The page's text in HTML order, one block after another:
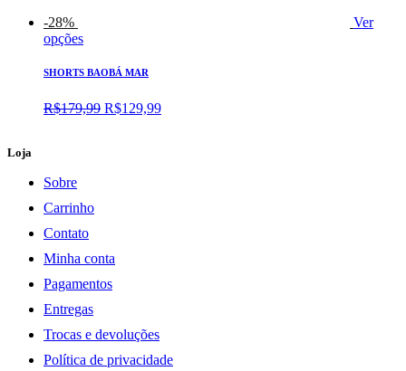
-28%
Ver
opções
SHORTS BAOBÁ MAR
R$179,99 O
R$129,99O
Loja
Sobre
Carrinho
Contato
Minha conta
Pagamentos
Entregas
Trocas e devoluções
Política de privacidade